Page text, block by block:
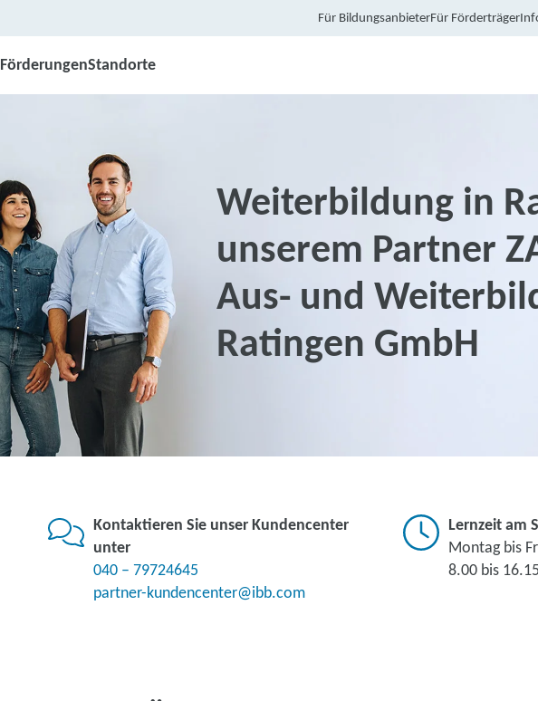
Für BildungsanbieterFür Förderträger
FörderungenStandorte
Weiterbildung in
unserem Partner
Aus- und
Ratingen GmbH
Kontaktieren Sie unser Kundencenter
unter
040 – 79724645
partner-kundencenter@ibb.com
Lernzeit am
Montag bis
8.00 bis